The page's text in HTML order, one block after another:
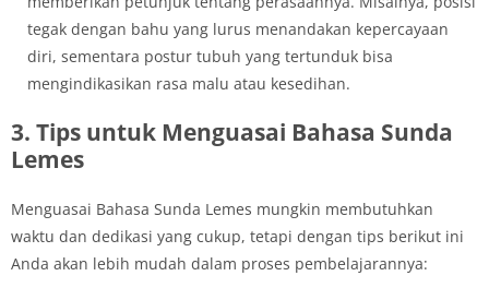
tegak dengan bahu yang lurus menandakan kepercayaan
diri, sementara postur tubuh yang tertunduk bisa
mengindikasikan rasa malu atau kesedihan.
3. Tips untuk Menguasai Bahasa Sunda
Lemes
Menguasai Bahasa Sunda Lemes mungkin membutuhkan
waktu dan dedikasi yang cukup, tetapi dengan tips berikut ini
Anda akan lebih mudah dalam proses pembelajarannya: